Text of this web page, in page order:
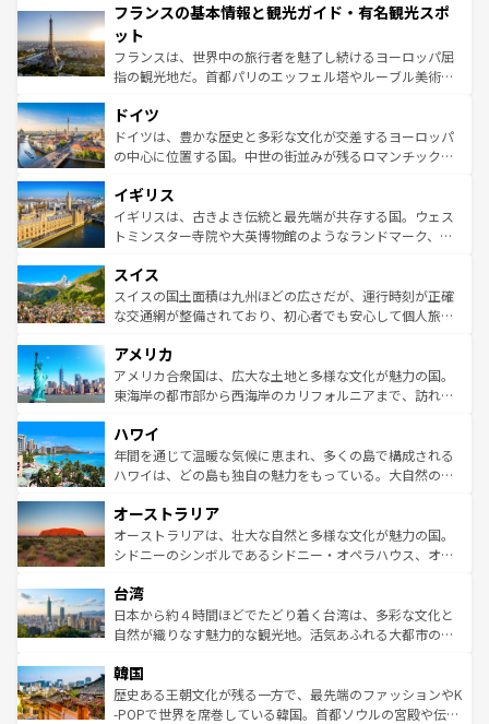
ませてくれるイタリアで、忘れられない旅をしてみよう！
なお、新着のイタリア情報は
しい。
文化が根付くこの国では、情熱的なフラメンコ、熱気あふ
れる闘牛、そして美味しいタパスが生活の一部となってい
る。首都マドリードの洗練された雰囲気や、バルセロナの
アートに溢れた街角から、地方では古代ローマ遺跡や中世
せる。地方によって風土や気候が異なるスペインはその個
性で訪れる人を魅了する。 なお、新着のスペイン情報は コ
ンテンツ一覧を参照してほしい。
フランスの基本情報と観光ガイド・有名観光スポ
ット
フランスは、世界中の旅行者を魅了し続けるヨーロッパ屈
指の観光地だ。首都パリのエッフェル塔やルーブル美術館
で、幅広い魅力が詰まっている。華麗な宮殿、歴史的な大
聖堂、美しいビーチ、そして豊かな自然が、訪れる者を心
から魅了する。また、フランスは美食の国としても知ら
いる。シャンパンの発祥地であるランス、プロヴァンスの
香り高いラベンダー畑など、多彩な楽しみ方が可能だ。さ
らに、パリ以外の地域にも魅力が溢れており、どの街角に
れる地方に足を運ぶとそれぞれで全く異なる文化を体験で
きるだろう。 なお、新着のフランス情報はコンテンツ一覧
を参照してほしい。
ドイツ
ドイツは、豊かな歴史と多彩な文化が交差するヨーロッパ
の中心に位置する国。中世の街並みが残るロマンチック街
顔を持つこの国は、どこを歩いても飽きることがない。ベ
ルリンの文化的活気、バイエルン州のアルプスの絶景、そ
してライン川沿いのワイン畑といった風景は必見。ビール
は、お酒好きな人にはぜひ体験してほしい。 なお、新着の
ドイツ情報はコンテンツ一覧を参照してほしい。
イギリス
イギリスは、古きよき伝統と最先端が共存する国。ウェス
トミンスター寺院や大英博物館のようなランドマーク、歴
リアごとに異なる魅力がある。また、優雅なアフタヌーン
ティー、ビール好きにはたまらない英国パブ、サッカー観
戦など、本場だからこそできる体験も豊富。イギリスを旅
ンツ一覧を参照してほしい。
スイス
スイスの国土面積は九州ほどの広さだが、運行時刻が正確
な交通網が整備されており、初心者でも安心して個人旅行
の建物がそのまま残る町や、スイスならではのユニークな
博物館もあり、アルプス観光だけでなく町歩きも満喫する
ことができる。国民の所得が高いため物価も高いが、旅行
ば市内交通費無料で観光を楽しむこともできる。 なお、新
着のスイス情報はコンテンツ一覧 を参照してほしい。
アメリカ
アメリカ合衆国は、広大な土地と多様な文化が魅力の国。
東海岸の都市部から西海岸のカリフォルニアまで、訪れる
のような巨大都市は、観光、ショッピング、エンターテイ
ンメントが詰まった刺激的なスポットだ。一方、アメリカ
西部には大自然が広がり、グランドキャニオンやイエロー
部のニューオーリンズでは、音楽と美食が融合した独特の
文化が魅力。旅行者はアメリカの各地域で異なる魅力を楽
しみながら、その多様性と豊かな歴史を感じることができ
ならではの贅沢な旅のスタイルだ。 なお、新着のアメリカ
情報はコンテンツ一覧を参照してほしい。
ハワイ
年間を通じて温暖な気候に恵まれ、多くの島で構成される
ハワイは、どの島も独自の魅力をもっている。大自然の神
ワイ島は見逃せない。また、定番の観光地といえばオアフ
島だが、静かな自然を求めるならマウイ島やカウアイ島が
おすすめ。エメラルドグリーンに輝く海をはじめ、豊かな
れるおもてなしの心で訪れる人々を迎えてくれるハワイの
人々、おいしいローカルフードやハワイアンミュージッ
ク、伝統的なフラダンスなど、すべてがハワイの魅力を彩
ワイを、存分に味わってほしい。 なお、新着のハワイ情報
はコンテンツ一覧を参照してほしい。
オーストラリア
オーストラリアは、壮大な自然と多様な文化が魅力の国。
シドニーのシンボルであるシドニー・オペラハウス、オー
リアリーフや大陸中央部にそびえるウルル（エアーズロッ
ク）、タスマニアの美しい原生林やケアンズの熱帯雨林な
ど、見どころがたくさん。また、カフェやワイン、オージ
いる。アクティビティも充実しており、サーフィンやダイ
ビング、ハイキングなど、アウトドア好きにはたまらな
い。オーストラリアの多彩な魅力を存分に味わいつくそ
台湾
日本から約４時間ほどでたどり着く台湾は、多彩な文化と
自然が織りなす魅力的な観光地。活気あふれる大都市の台
ン）、静ひつな山岳地帯である台湾東部など、都市の喧騒
と山間の静けさが共存しており、訪れる人に新しい発見と
驚きをもたらしてくれる。また、奥深い台湾の食文化も魅
韓国
歴史ある王朝文化が残る一方で、最先端のファッションやK
-POPで世界を席巻している韓国。首都ソウルの宮殿や伝統